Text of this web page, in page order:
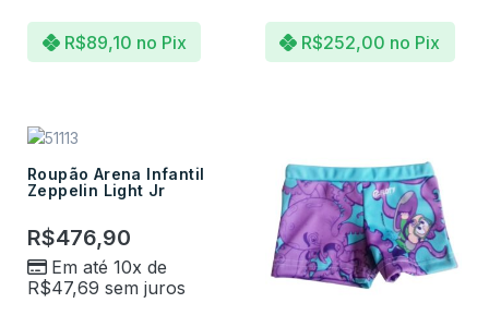
R$89,10 no Pix R$252,00 no Pix
Roupão Arena Infantil
Zeppelin Light Jr
R$476,90
Em até 10x de
R$47,69 sem juros